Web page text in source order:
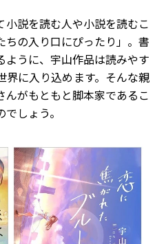
説を読む人や小説を読むこ
ちの入り口にぴったり」。書
ように、宇山作品は読みやす
界に入り込めます。そんな親
んがもともと脚本家であるこ
しょう。